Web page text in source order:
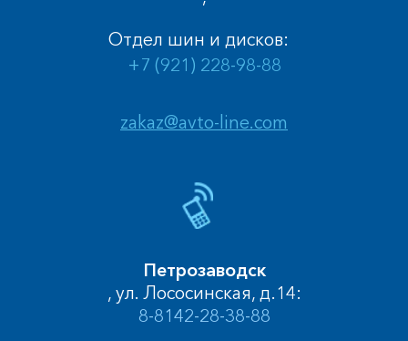
zakaz@avto-line.com
Отдел шин и дисков:
+7 (921) 228-98-88
Петрозаводск
, ул. Лососинская, д.14:
8-8142-28-38-88